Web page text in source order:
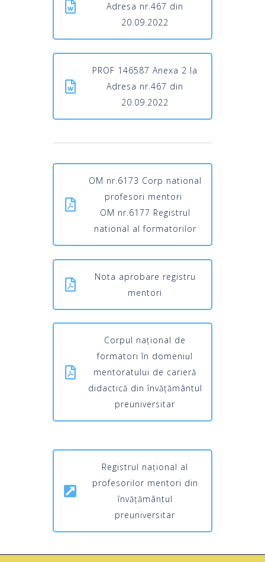
Adresa nr.467 din
20.09.2022
PROF 146587 Anexa 2 la
Adresa nr.467 din
20.09.2022
OM nr.6173 Corp national
profesori mentori
OM nr.6177 Registrul
national al formatorilor
Nota aprobare registru
mentori
Corpul național de
formatori în domeniul
mentoratului de carieră
didactică din învățământul
preuniversitar
Registrul național al
profesorilor mentori din
învățământul
preuniversitar